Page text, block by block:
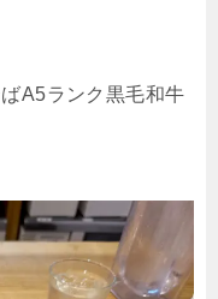
A5ランク黒毛和牛